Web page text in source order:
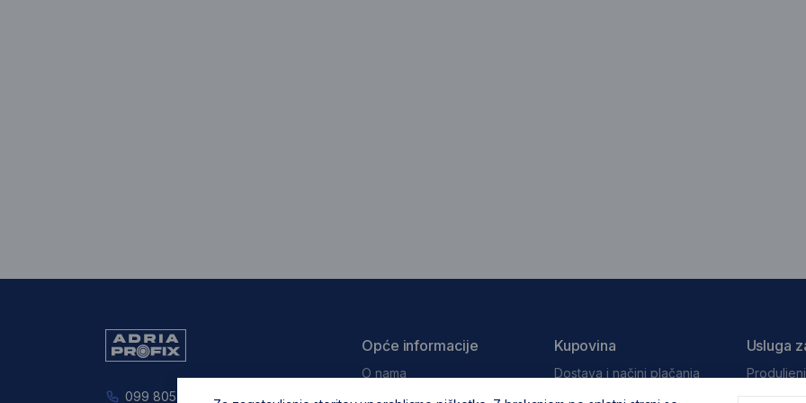
099 805 8861
Opće informacije
O nama
Kupovina
Dostava i načini plačanja
Usluga